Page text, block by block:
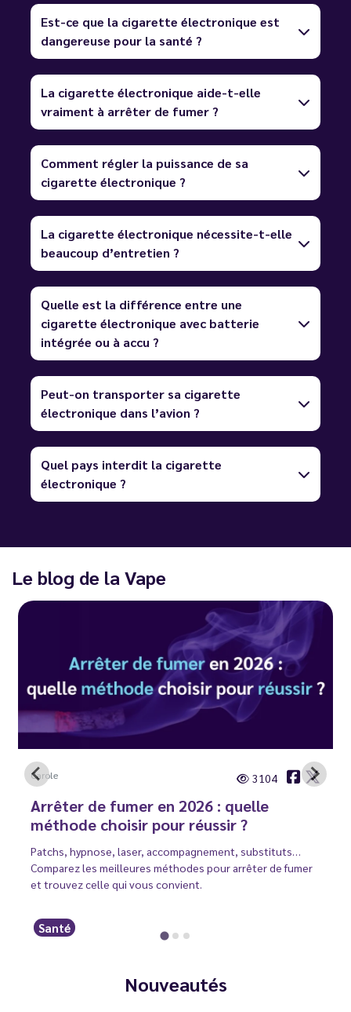
Est-ce que la cigarette électronique est
dangereuse pour la santé ?
La cigarette électronique aide-t-elle
vraiment à arrêter de fumer ?
Comment régler la puissance de sa
cigarette électronique ?
La cigarette électronique nécessite-t-elle
beaucoup d’entretien ?
Quelle est la différence entre une
cigarette électronique avec batterie
intégrée ou à accu ?
Peut-on transporter sa cigarette
électronique dans l’avion ?
Quel pays interdit la cigarette
électronique ?
Le blog de la Vape
Carole 3104
Arrêter de fumer en 2026 : quelle
méthode choisir pour réussir ?
Patchs, hypnose, laser, accompagnement, substituts…
Comparez les meilleures méthodes pour arrêter de fumer
et trouvez celle qui vous convient.
Santé
Nouveautés